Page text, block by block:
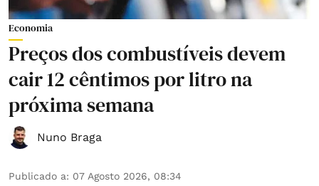
Economia
Preços dos combustíveis devem
cair 12 cêntimos por litro na
próxima semana
Nuno Braga
Publicado a: 07 Agosto 2026, 08:34